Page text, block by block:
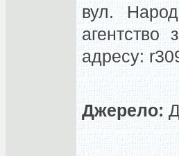
вул.
агентство
адресу:
Джерело: